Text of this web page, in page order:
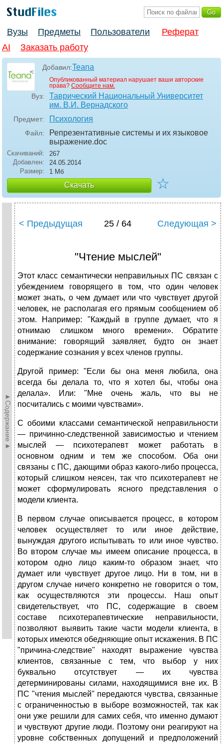
Вузы Предметы Пользователи
Реферат
AI
Заказать работу
Добавил:Teana
Опубликованный материал нарушает ваши авторские
права? Сообщите нам.
Вуз:
Таврический Национальный Университет
им. В.И. Вернадского
Предмет: Психология
Файл:
Репрезентативные системы и их языковое
выражение.doc
Скачиваний:
267
Добавлен:
24.05.2014
Размер:
1 Мб
Скачать ☆
►Содержание►
< Предыдущая 25 / 64 Следующая >
"Чтение мыслей"
Этот класс семантически неправильных ПС связан с
убеждением говорящего в том, что один человек
может знать, о чем думает или что чувствует другой
человек, не располагая его прямым сообщением об
этом. Например: "Каждый в группе думает, что я
отнимаю слишком много времени». Обратите
внимание: говорящий заявляет, будто он знает
содержание сознания у всех членов группы.
Другой пример: "Если бы она меня любила, она
всегда бы делала то, что я хотел бы, чтобы она
делала». Или: "Мне очень жаль, что вы не
посчитались с моими чувствами».
С обоими классами семантической неправильности
— причинно-следственной зависимостью и чтением
мыслей — психотерапевт может работать в
основном одним и тем же способом. Оба они
связаны с ПС, дающими образ какого-либо процесса,
который слишком неясен, так что психотерапевт не
может сформулировать ясного представления о
модели клиента.
В первом случае описывается процесс, в котором
человек осуществляет то или иное действие,
вынуждая другого испытывать то или иное чувство.
Во втором случае мы имеем описание процесса, в
котором одно лицо каким-то образом знает, что
думает или чувствует другое лицо. Ни в том, ни в
другом случае ничего конкретно не говорится о том,
как осуществляются эти процессы. Наш опыт
свидетельствует, что ПС, содержащие в своем
составе психотерапевтические неправильности,
позволяют выявить такие части модели клиента, в
которых имеются обедняющие опыт искажения. В ПС
"причина-следствие" находят выражение чувства
клиентов, связанные с тем, что выбор у них
буквально отсутствует — их чувства
детерминированы силами, находящимися вне их. В
ПС "чтения мыслей" передаются чувства, связанные
с ограниченностью в выборе возможностей, так как
они уже решили для самих себя, что именно думают
и чувствуют другие люди. Поэтому они реагируют на
уровне собственных допущений и предположений